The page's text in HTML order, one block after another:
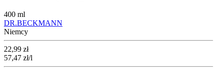
400 ml
DR.BECKMANN
Niemcy
Cena
22,99 zł
57,47 zł/l